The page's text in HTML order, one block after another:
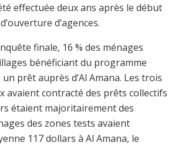
effectuée deux ans après le début
d’agences.
finale, 16 % des ménages
bénéficiant du programme
prêt auprès d’Al Amana. Les trois
avaient contracté des prêts collectifs
étaient majoritairement des
des zones tests avaient
117 dollars à Al Amana, le